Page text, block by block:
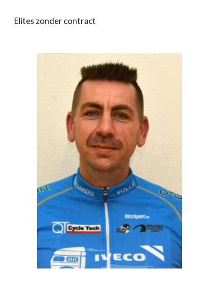
Elites zonder contract